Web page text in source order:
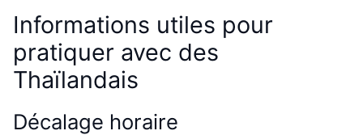
Informations utiles pour
pratiquer avec des
Thaïlandais
Décalage horaire